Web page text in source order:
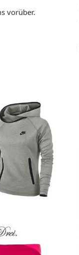
vorüber.